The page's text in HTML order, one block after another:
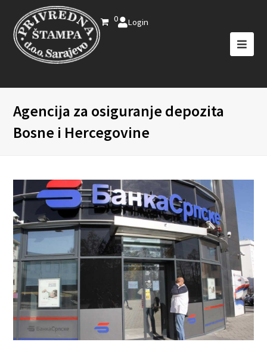
0 Login
Agencija za osiguranje depozita
Bosne i Hercegovine